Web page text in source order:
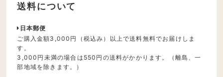
送料について
日本郵便
ご購入金額3,000円（税込み）以上で送料無料でお届けしま
す。
3,000円未満の場合は550円の送料がかかります。（離島、一
部地域を除きます。）